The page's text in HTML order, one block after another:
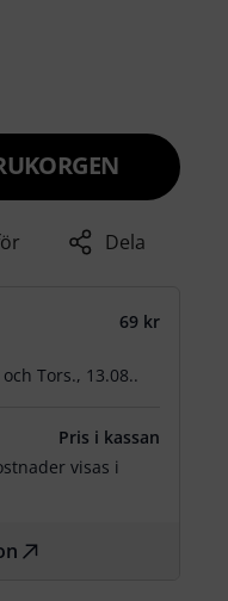
Dela
69 kr
ochTors., 13.08..
Pris i kassan
visas i